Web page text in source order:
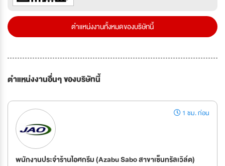
ตำแหน่งงานทั้งหมดของบริษัทนี้
ตำแหน่งงานอื่นๆ ของบริษัทนี้
1 ชม. ก่อน
พนักงานประจำร้านไอศกรีม (Azabu Sabo สาขาเซ็นทรัลเวิล์ด)